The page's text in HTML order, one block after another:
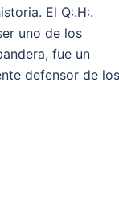
El Q:.H:.
uno de los
fue un
defensor de los